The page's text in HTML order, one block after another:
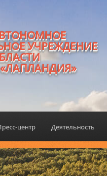
УЧРЕЖДЕНИЕ
центр Деятельность